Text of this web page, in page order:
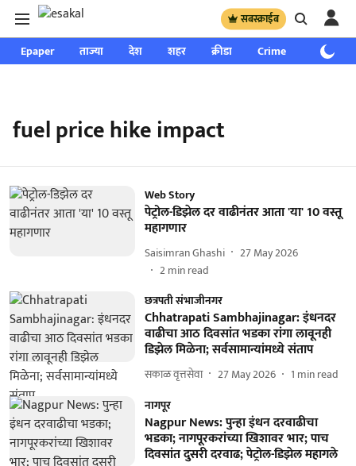
सबस्क्राईब
Epaper ताज्या देश शहर क्रीडा Crime साप्ताहिक
fuel price hike impact
Web Story
पेट्रोल-डिझेल दर वाढीनंतर आता 'या' 10 वस्तू
महागणार
Saisimran Ghashi
27 May 2026
2min read
छत्रपती संभाजीनगर
Chhatrapati Sambhajinagar: इंधनदर
वाढीचा आठ दिवसांत भडका रांगा लावूनही
डिझेल मिळेना; सर्वसामान्यांमध्ये संताप
सकाळ वृत्तसेवा 27 May 2026 1 min read
नागपूर
Nagpur News: पुन्हा इंधन दरवाढीचा
भडका; नागपूरकरांच्या खिशावर भार; पाच
दिवसांत दुसरी दरवाढ; पेट्रोल-डिझेल महागले